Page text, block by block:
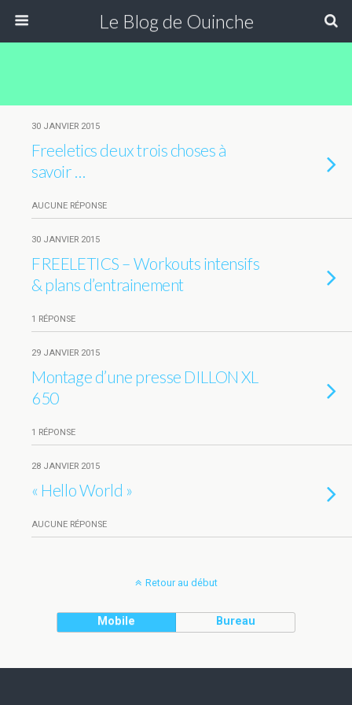
Le Blog de Ouinche
30 JANVIER 2015
Freeletics deux trois choses à
savoir …
AUCUNE RÉPONSE
30 JANVIER 2015
FREELETICS – Workouts intensifs
& plans d’entrainement
1 RÉPONSE
29 JANVIER 2015
Montage d’une presse DILLON XL
650
1 RÉPONSE
28 JANVIER 2015
« Hello World »
AUCUNE RÉPONSE
Retour au début
Mobile Bureau